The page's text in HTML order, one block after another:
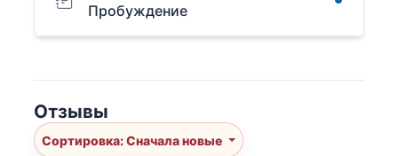
Пробуждение
Отзывы
Сортировка: Сначала новые